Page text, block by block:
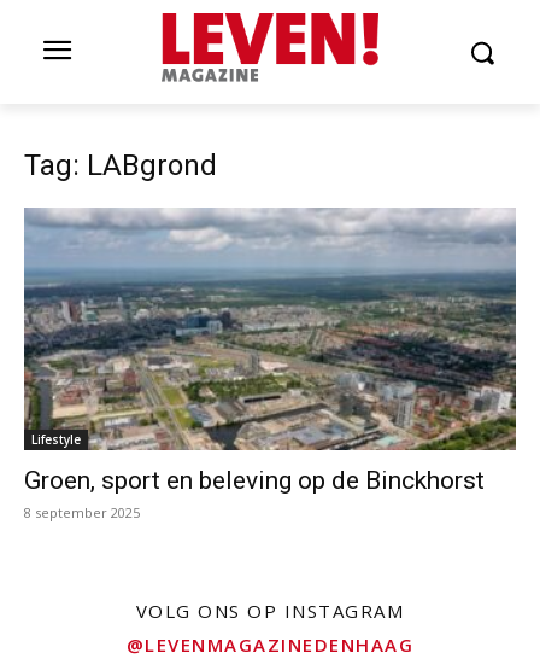
Tag: LABgrond
Lifestyle
Groen, sport en beleving op de Binckhorst
8 september 2025
VOLG ONS OP INSTAGRAM
@LEVENMAGAZINEDENHAAG